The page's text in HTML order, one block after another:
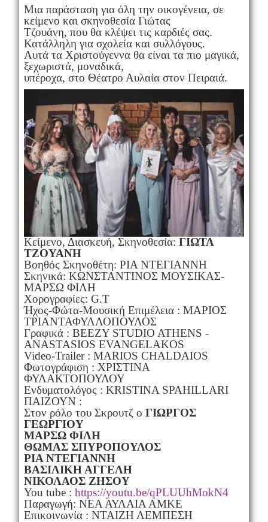
Μια παράσταση για όλη την οικογένεια, σε
κείμενο και σκηνοθεσία Γιώτας
Τζουάνη, που θα κλέψει τις καρδιές σας.
Κατάλληλη για σχολεία και συλλόγους.
Αυτά τα Χριστούγεννα θα είναι τα πιο μαγικά,
ξεχωριστά, μοναδικά,
υπέροχα, στο Θέατρο Αυλαία στον Πειραιά.
Κείμενο, Διασκευή, Σκηνοθεσία: ΓΙΩΤΑ
ΤΖΟΥΑΝΗ
Βοηθός Σκηνοθέτη: ΡΙΑ ΝΤΕΓΙΑΝΝΗ
Σκηνικά: ΚΩΝΣΤΑΝΤΙΝΟΣ ΜΟΥΣΙΚΑΣ-
ΜΑΡΣΩ ΦΙΛΗ
Χορογραφίες: G.T
Ήχος-Φώτα-Μουσική Επιμέλεια : ΜΑΡΙΟΣ
ΤΡΙΑΝΤΑΦΥΛΛΟΠΟΥΛΟΣ
Γραφικά : BEEZY STUDIO ATHENS -
ANASTASIOS EVANGELAKOS
Video-Trailer : MARIOS CHALDAIOS
Φωτογράφιση : ΧΡΙΣΤΙΝΑ
ΦΥΛΑΚΤΟΠΟΥΛΟΥ
Ενδυματολόγος : KRISTINA SPAHILLARI
ΠΑΙΖΟΥΝ :
Στον ρόλο του Σκρουτζ ο ΓΙΩΡΓΟΣ
ΓΕΩΡΓΙΟΥ
ΜΑΡΣΩ ΦΙΛΗ
ΘΩΜΑΣ ΣΠΥΡΟΠΟΥΛΟΣ
ΡΙΑ ΝΤΕΓΙΑΝΝΗ
ΒΑΣΙΛΙΚΗ ΑΓΓΕΛΗ
ΝΙΚΟΛΑΟΣ ΖΗΣΟΥ
You tube : https://youtu.be/qPLUUhMokN4
Παραγωγή: ΝΕΑ ΑΥΛΑΙΑ ΑΜΚΕ
Επικοινωνία : ΝΤΑΙΖΗ ΛΕΜΠΕΣΗ